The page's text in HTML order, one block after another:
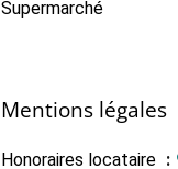
Supermarché
Mentions légales
Honoraires locataire